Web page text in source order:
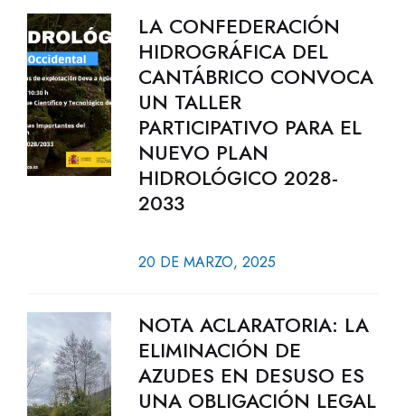
LA CONFEDERACIÓN
HIDROGRÁFICA DEL
CANTÁBRICO CONVOCA
UN TALLER
PARTICIPATIVO PARA EL
NUEVO PLAN
HIDROLÓGICO 2028-
2033
20 DE MARZO, 2025
NOTA ACLARATORIA: LA
ELIMINACIÓN DE
AZUDES EN DESUSO ES
UNA OBLIGACIÓN LEGAL